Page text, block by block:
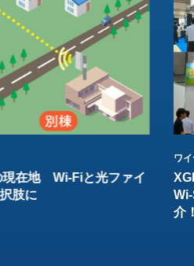
現在地 Wi-Fiと光ファイ
肢に
ワ
介